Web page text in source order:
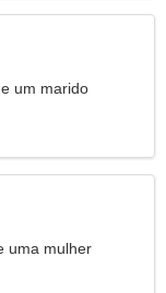
um marido
uma mulher